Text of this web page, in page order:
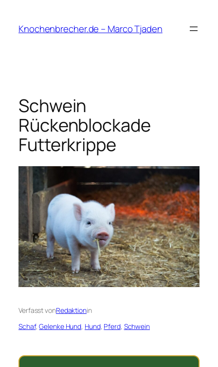
springen
Knochenbrecher.de – Marco Tjaden
Schwein
Rückenblockade
Futterkrippe
Verfasst vonRedaktionin
Schaf, Gelenke Hund, Hund, Pferd, Schwein